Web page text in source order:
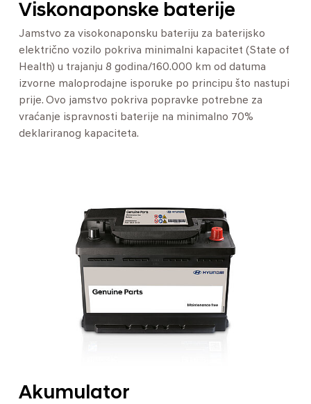
Viskonaponske baterije
Jamstvo za visokonaponsku bateriju za baterijsko
električno vozilo pokriva minimalni kapacitet (State of
Health) u trajanju 8 godina/160.000 km od datuma
izvorne maloprodajne isporuke po principu što nastupi
prije. Ovo jamstvo pokriva popravke potrebne za
vraćanje ispravnosti baterije na minimalno 70%
deklariranog kapaciteta.
Akumulator